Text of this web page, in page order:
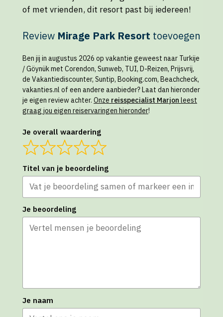
of met vrienden, dit resort past bij iedereen!
Review Mirage Park Resort toevoegen
Ben jij in augustus 2026 op vakantie geweest naar Turkije
/ Göynük met Corendon, Sunweb, TUI, D-Reizen, Prijsvrij,
de Vakantiediscounter, Suntip, Booking.com, Beachcheck,
vakanties.nl of een andere aanbieder? Laat dan hieronder
je eigen review achter. Onze reisspecialist Marjon leest
graag jou eigen reiservaringen hieronder!
Je overall waardering
Titel van je beoordeling
Je beoordeling
Je naam